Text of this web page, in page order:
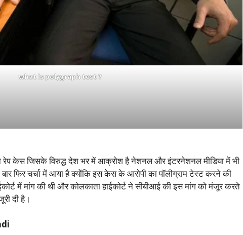
what is polygraph test?
केस जिसके विरुद्ध देश भर में आक्रोश है नेशनल और इंटरनेशनल मीडिया में भी
फिर चर्चा में आया है क्योंकि इस केस के आरोपी का पॉलीग्राम टेस्ट करने की
में मांग की थी और कोलकाता हाईकोर्ट ने सीबीआई की इस मांग को मंजूर करते
दी है।